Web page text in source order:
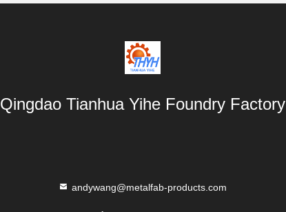
Qingdao Tianhua Yihe Foundry Factory
andywang@metalfab-products.com